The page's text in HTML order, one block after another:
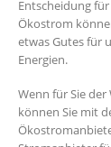
Entscheidung
Ökostrom
etwas Gutes für
Energien.
Wenn für Sie
können Sie mit